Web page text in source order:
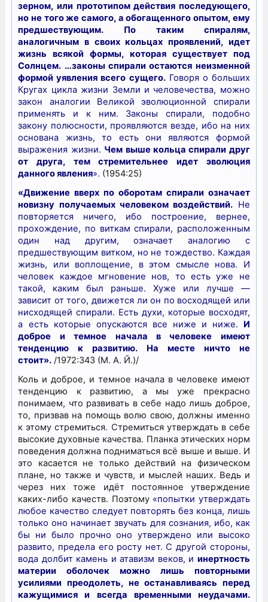
зерном, или прототипом действия последующего,
но не того же самого, а обогащенного опытом, ему
предшествующим. По таким спиралям,
аналогичным в своих кольцах проявлений, идет
жизнь всякой формы, которая существует под
Солнцем. …законы спирали остаются неизменной
формой уявления всего сущего.Говоря о больших
Кругах цикла жизни Земли и человечества, можно
закон аналогии Великой эволюционной спирали
применять и к ним. Законы спирали, подобно
закону полюсности, проявляются везде, ибо на них
основана жизнь, то есть они являются формой
выражения жизни. Чем выше кольца спирали друг
от друга, тем стремительнее идет эволюция
данного явления». (1954:25)
«Движение вверх по оборотам спирали означает
новизну получаемых человеком воздействий. Не
повторяется ничего, ибо построение, вернее,
прохождение, по виткам спирали, расположенным
один над другим, означает аналогию с
предшествующим витком, но не тождество. Каждая
жизнь, или воплощение, в этом смысле нова. И
человек каждое мгновение нов, то есть уже не
такой, каким был раньше. Хуже или лучше —
зависит от того, движется ли он по восходящей или
нисходящей спирали. Есть духи, которые восходят,
а есть которые опускаются все ниже и ниже. И
доброе и темное начала в человеке имеют
тенденцию к развитию. На месте ничто не
стоит». /1972:343 (М. А. Й.)/
Коль и доброе, и темное начала в человеке имеют
тенденцию к развитию, а мы уже прекрасно
понимаем, что развивать в себе надо лишь доброе,
то, призвав на помощь волю свою, должны именно
к этому стремиться. Стремиться утверждать в себе
высокие духовные качества. Планка этических норм
поведения должна подниматься всё выше и выше. И
это касается не только действий на физическом
плане, но также и чувств, и мыслей наших. Ведь и
через них тоже идёт постоянное утверждение
каких-либо качеств. Поэтому «попытки утверждать
любое качество следует повторять без конца, лишь
только оно начинает звучать для сознания, ибо, как
бы ни было прочно оно утверждено или высоко
развито, предела его росту нет. С другой стороны,
вода долбит камень и атавизм веков, и инертность
материи оболочек можно лишь повторными
усилиями преодолеть, не останавливаясь перед
кажущимися и всегда временными неудачами.